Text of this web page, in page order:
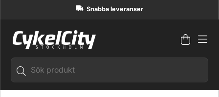
Snabba leveranser
Antal i
.